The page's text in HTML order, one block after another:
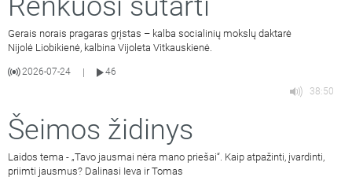
Gerais norais pragaras grįstas – kalba socialinių mokslų daktarė
Nijolė Liobikienė, kalbina Vijoleta Vitkauskienė.
2026-07-24
46
38:50
Šeimos židinys
Laidos tema - „Tavo jausmai nėra mano priešai“. Kaip atpažinti, įvardinti,
priimti jausmus? Dalinasi Ieva ir Tomas